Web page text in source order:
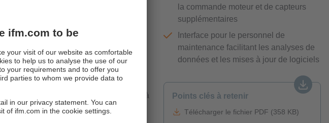
permet de transmettre aussi bien des
des données de capteurs saisies via
installer les mises
se connecte automatiquement à
l’échange de données. Le personnel
des données via un PC portable ou
la commande moteur et de capteurs
supplémentaires
Interface pour le personnel de
maintenance facilitant les analyses de
données et les mises à jour de logiciels
Points clés à retenir
Télécharger le fichier PDF (358 KB)